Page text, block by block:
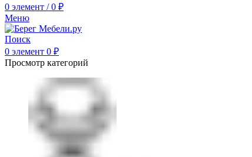
0 элемент / 0 ₽
Меню
Поиск
0 элемент 0 ₽
Просмотр категорий